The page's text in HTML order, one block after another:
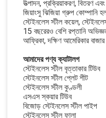
উত্পাদন, প্রক্রিয়াকরণ, বিতরণ
জিয়াংসু ঝিজিয়া গ্রুপ কোম্পানি
স্টেইনলেস স্টীল কয়েল,
15 বছরেরও বেশি রপ্তানি
আফ্রিকা, দক্ষিণ আমেরিকার
আমাদের পণ্য ক্যাটালগ
স্টেইনলেস স্টীল বৃত্তাকার টিউব
স্টেইনলেস স্টীল প্লেট শীট
স্টেইনলেস স্টীল কুণ্ডলী
এসএস স্কয়ার টিউব
বিজোড় স্টেইনলেস স্টীল পাইপ
স্টেইনলেস স্টীল ফালা